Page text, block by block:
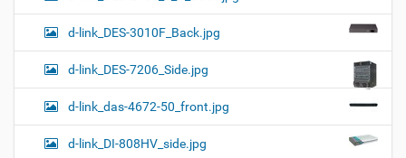
d-link_DES-3010F_Back.jpg
d-link_DES-7206_Side.jpg
d-link_das-4672-50_front.jpg
d-link_DI-808HV_side.jpg